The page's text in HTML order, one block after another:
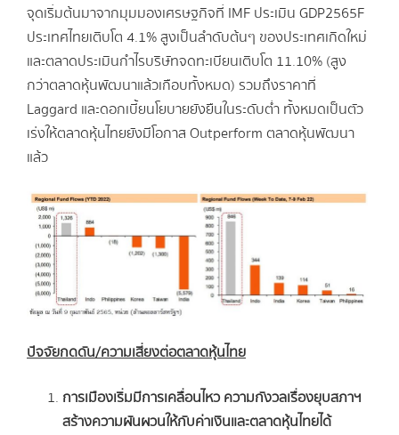
จุดเริ่มต้นมาจากมุมมองเศรษฐกิจที่ IMF ประเมิน GDP2565F
ประเทศไทยเติบโต 4.1% สูงเป็นลำดับต้นๆ ของประเทศเกิดใหม่
และตลาดประเมินกำไรบริษัทจดทะเบียนเติบโต 11.10% (สูง
กว่าตลาดหุ้นพัฒนาแล้วเกือบทั้งหมด) รวมถึงราคาที่
Laggard และดอกเบี้ยนโยบายยังยืนในระดับต่ำ ทั้งหมดเป็นตัว
เร่งให้ตลาดหุ้นไทยยังมีโอกาส Outperform ตลาดหุ้นพัฒนา
แล้ว
ปัจจัยกดดัน/ความเสี่ยงต่อตลาดหุ้นไทย
การเมืองเริ่มมีการเคลื่อนไหว ความกังวลเรื่องยุบสภาฯ
สร้างความผันผวนให้กับค่าเงินและตลาดหุ้นไทยได้